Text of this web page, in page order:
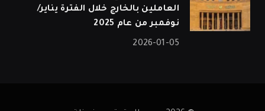
العاملين بالخارج خلال الفترة يناير/
نوفمبر من عام 2025
2026-01-05